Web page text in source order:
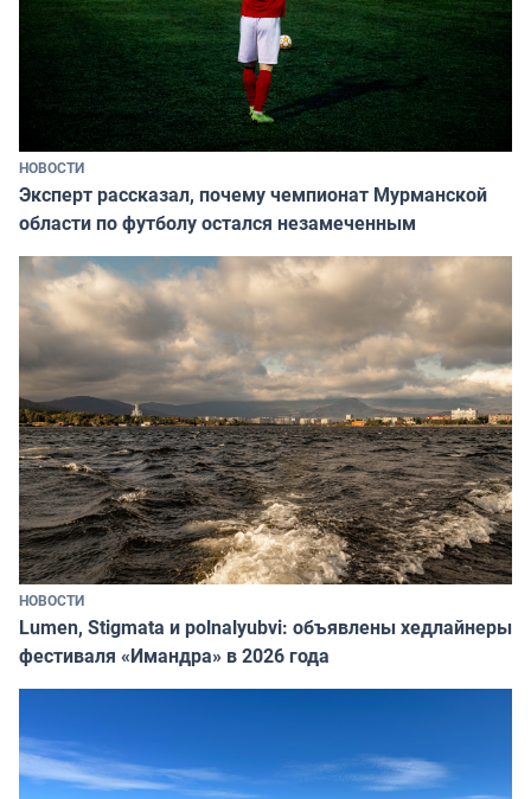
НОВОСТИ
Эксперт рассказал, почему чемпионат Мурманской
области по футболу остался незамеченным
НОВОСТИ
Lumen, Stigmata и polnalyubvi: объявлены хедлайнеры
фестиваля «Имандра» в 2026 года